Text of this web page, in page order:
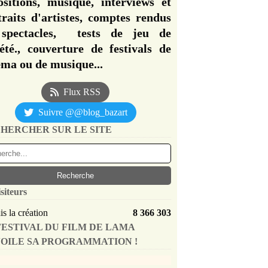
d'artistes, comptes rendus
tests de jeu de
couverture de festivals de
ou de musique...
Flux RSS
Suivre @@blog_bazart
SUR LE SITE
la création
8 366 303
DU FILM DE LAMA
SA PROGRAMMATION !